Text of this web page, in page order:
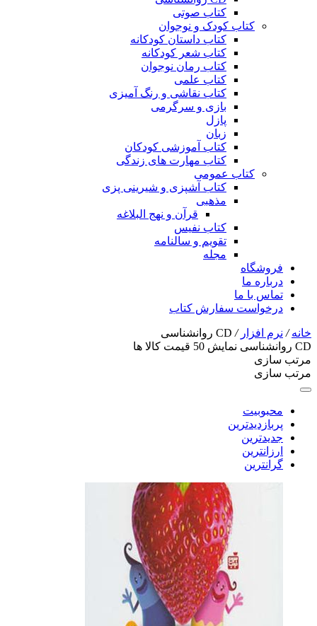
کتاب صوتی
کتاب کودک و نوجوان
کتاب داستان کودکانه
کتاب شعر کودکانه
کتاب رمان نوجوان
کتاب علمی
کتاب نقاشی و رنگ آمیزی
بازی و سرگرمی
پازل
زبان
کتاب آموزشی کودکان
کتاب مهارت های زندگی
کتاب عمومی
کتاب آشپزی و شیرینی پزی
مذهبی
قرآن و نهج البلاغه
کتاب نفیس
تقویم و سالنامه
مجله
فروشگاه
درباره ما
تماس با ما
درخواست سفارش کتاب
خانه/ نرم افزار / CD روانشناسی
CD روانشناسی
نمایش 50 قیمت کالا ها
مرتب سازی
مرتب سازی
محبوبیت
پربازدیدترین
جدیدترین
ارزانترین
گرانترین